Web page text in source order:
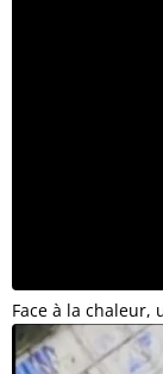
Face à la chaleur,